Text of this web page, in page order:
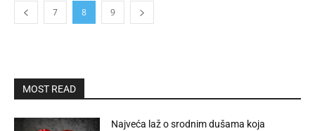
7 8 9
MOST READ
Najveća laž o srodnim dušama koja